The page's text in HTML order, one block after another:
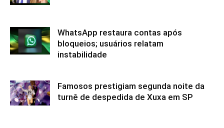
WhatsApp restaura contas após
bloqueios; usuários relatam
instabilidade
Famosos prestigiam segunda noite da
turnê de despedida de Xuxa em SP